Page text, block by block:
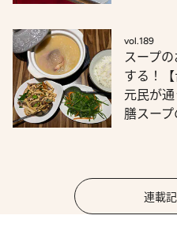
vol.189
スープ
する！
元民が
膳スー
連載